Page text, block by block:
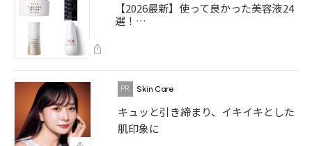
【2026最新】使って良かった美容液24
選！…
Skin Care
キュッと引き締まり、イキイキとした
肌印象に